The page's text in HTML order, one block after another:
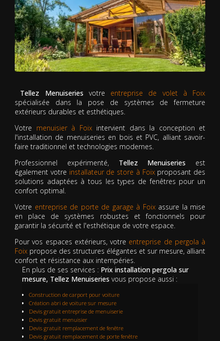
Tellez Menuiseries votre entreprise de volet à Foix
spécialisée dans la pose de systèmes de fermeture
extérieurs durables et esthétiques.
Votre menuisier à Foixintervient dans la conception et
l'installation de menuiseries en bois et PVC, alliant savoir-
faire traditionnel et technologies modernes.
Professionnel expérimenté, Tellez Menuiseries est
également votre installateur de store à Foixproposant des
solutions adaptées à tous les types de fenêtres pour un
confort optimal.
Votre entreprise de porte de garage à Foixassure la mise
en place de systèmes robustes et fonctionnels pour
garantir la sécurité et l'esthétique de votre espace.
Pour vos espaces extérieurs, votre entreprise de pergola à
Foix propose des structures élégantes et sur mesure, alliant
confort et résistance aux intempéries.
En plus de ses services : Prix installation pergola sur
mesure, Tellez Menuiseries vous propose aussi :
Construction de carport pour voiture
Création abri de voiture sur mesure
Devis gratuit entreprise de menuiserie
Devis gratuit menuisier
Devis gratuit remplacement de fenêtre
Devis gratuit remplacement de porte fenêtre